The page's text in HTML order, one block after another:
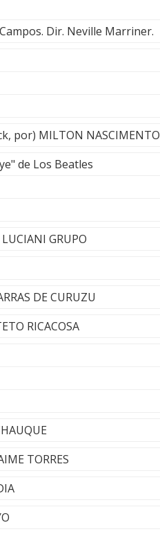
Dir. Neville Marriner.
por) MILTON NASCIMENTO
de Los Beatles
GRUPO
DE CURUZU
RICACOSA
TORRES